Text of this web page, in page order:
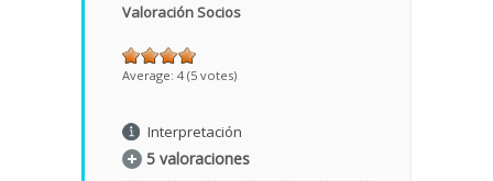
Valoración Socios
Average: 4 (5 votes)
Interpretación
5 valoraciones